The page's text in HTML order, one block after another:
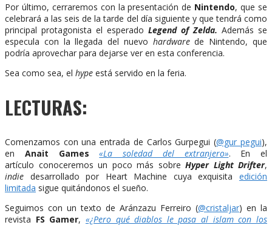
Por último, cerraremos con la presentación de Nintendo, que se
celebrará a las seis de la tarde del día siguiente y que tendrá como
principal protagonista el esperado Legend of Zelda. Además se
especula con la llegada del nuevo hardwarede Nintendo, que
podría aprovechar para dejarse ver en esta conferencia.
Sea como sea, el hype está servido en la feria.
LECTURAS:
Comenzamos con una entrada de Carlos Gurpegui (@gur_pegui),
en Anait Games «La soledad del extranjero». En el
artículo conoceremos un poco más sobre Hyper Light Drifter,
indie desarrollado por Heart Machine cuya exquisita edición
limitada sigue quitándonos el sueño.
Seguimos con un texto de Aránzazu Ferreiro (@cristaljar) en la
revista FS Gamer, «¿Pero qué diablos le pasa al islam con los